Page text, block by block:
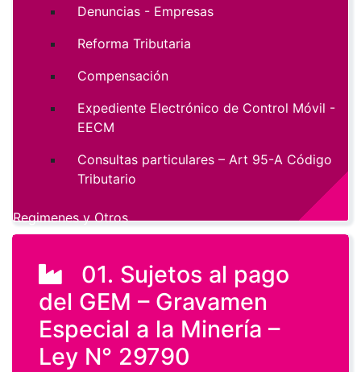
01. Sujetos al pago
del GEM – Gravamen
Especial a la Minería –
Ley N° 29790
Denuncias - Empresas
Reforma Tributaria
Compensación
Expediente Electrónico de Control Móvil -
EECM
Consultas particulares – Art 95-A Código
Tributario
Regimenes y Otros